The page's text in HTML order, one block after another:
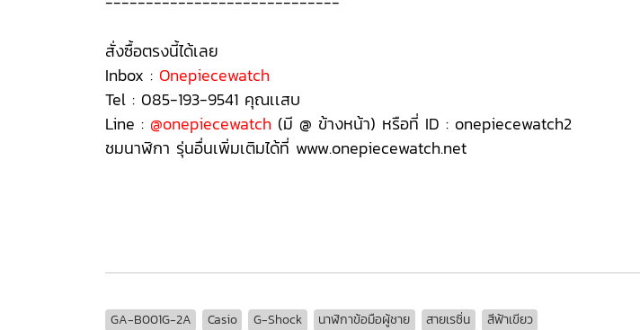
สั่งซื้อตรงนี้ได้เลย
Inbox : Onepiecewatch
Tel : 085-193-9541 คุณเเสบ
Line : @onepiecewatch (มี @ ข้างหน้า) หรือที่ ID : onepiecewatch2
ชมนาฬิกา รุ่นอื่นเพิ่มเติมได้ที่ www.onepiecewatch.net
GA-B001G-2A Casio G-Shock นาฬิกาข้อมือผู้ชาย สายเรซิ่น สีฟ้าเขียว